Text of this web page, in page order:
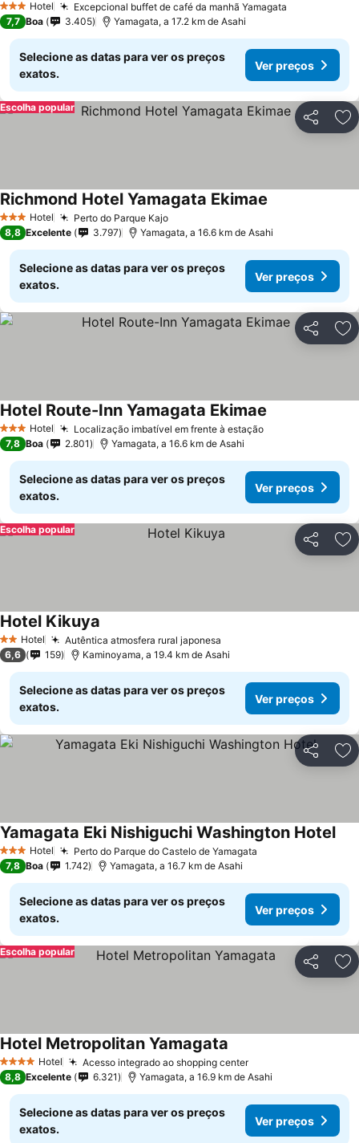
3 EstrelasHotel Excepcional buffet de café da manhã Yamagata
7,7 Boa 3.405 Yamagata, a 17.2 km de Asahi
Selecione as datas para ver os preços
exatos.
Ver preços
Partilhar
Escolha popular
3 EstrelasHotel Perto do Parque Kajo
Richmond Hotel Yamagata Ekimae
8,8 Excelente 3.797 Yamagata, a 16.6 km de Asahi
Selecione as datas para ver os preços
exatos.
Ver preços
Partilhar
3 EstrelasHotel Localização imbatível em frente à estação
Hotel Route-Inn Yamagata Ekimae
7,8 Boa 2.801 Yamagata, a 16.6 km de Asahi
Selecione as datas para ver os preços
exatos.
Ver preços
Partilhar
Escolha popular
2 Estrelas
Hotel Autêntica atmosfera rural japonesa
Hotel Kikuya
6,6 159 Kaminoyama, a 19.4 km de Asahi
Selecione as datas para ver os preços
exatos.
Ver preços
Partilhar
3 EstrelasHotel Perto do Parque do Castelo de Yamagata
Yamagata Eki Nishiguchi Washington Hotel
7,8 Boa 1.742 Yamagata, a 16.7 km de Asahi
Selecione as datas para ver os preços
exatos.
Ver preços
Partilhar
Escolha popular
4 EstrelasHotel Acesso integrado ao shopping center
Hotel Metropolitan Yamagata
8,8 Excelente 6.321 Yamagata, a 16.9 km de Asahi
Selecione as datas para ver os preços
exatos.
Ver preços